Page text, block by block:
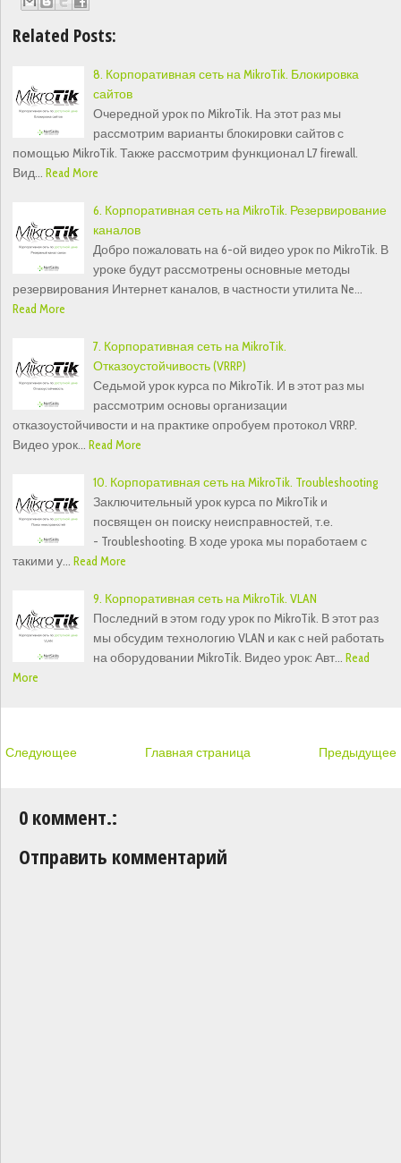
Related Posts:
8. Корпоративная сеть на MikroTik. Блокировка
сайтов
Очередной урок по MikroTik. На этот раз мы
рассмотрим варианты блокировки сайтов с
помощью MikroTik. Также рассмотрим функционал L7 firewall.
Вид… Read More
6. Корпоративная сеть на MikroTik. Резервирование
каналов
Добро пожаловать на 6-ой видео урок по MikroTik. В
уроке будут рассмотрены основные методы
резервирования Интернет каналов, в частности утилита Ne…
Read More
7. Корпоративная сеть на MikroTik.
Отказоустойчивость (VRRP)
Седьмой урок курса по MikroTik. И в этот раз мы
рассмотрим основы организации
отказоустойчивости и на практике опробуем протокол VRRP.
Видео урок… Read More
10. Корпоративная сеть на MikroTik. Troubleshooting
Заключительный урок курса по MikroTik и
посвящен он поиску неисправностей, т.е.
- Troubleshooting. В ходе урока мы поработаем с
такими у… Read More
9. Корпоративная сеть на MikroTik. VLAN
Последний в этом году урок по MikroTik. В этот раз
мы обсудим технологию VLAN и как с ней работать
на оборудовании MikroTik. Видео урок: Авт… Read
More
Следующее Предыдущее
Главная страница
0 коммент.:
Отправить комментарий